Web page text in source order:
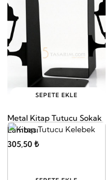
SEPETE EKLE
Metal Kitap Tutucu Sokak
Lambası
305,50 ₺